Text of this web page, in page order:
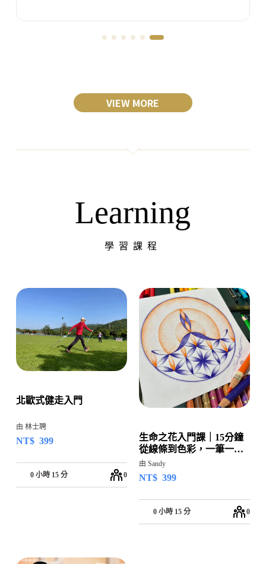
VIEW MORE
Learning
學習課程
北歐式健走入門
由 林士聘
NT$ 399
0 小時 15 分 0
生命之花入門課｜15分鐘
從線條到色彩，一筆一畫
回到自己
由 Sandy
NT$ 399
0 小時 15 分 0